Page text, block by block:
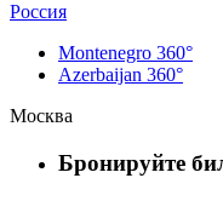
Россия
Montenegro 360°
Azerbaijan 360°
Москва
Бронируйте